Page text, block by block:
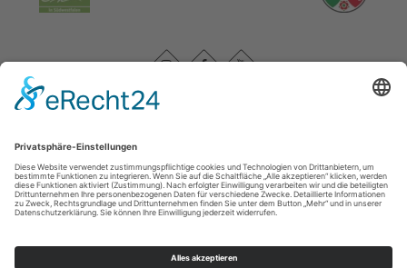
WasserEisenland e. V.
c/o FD 40 Kultur und Tourismus des Märkischen Kreises /
Bismarckstr. 15
58762 Altena
WasserEisenland e. V.